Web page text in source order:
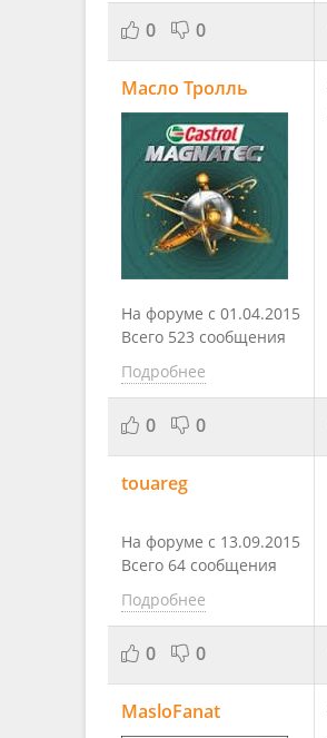
0 0
Масло Тролль
На форуме с 01.04.2015
Всего 523 сообщения
Подробнее
0 0
touareg
На форуме с 13.09.2015
Всего 64 сообщения
Подробнее
0 0
MasloFanat